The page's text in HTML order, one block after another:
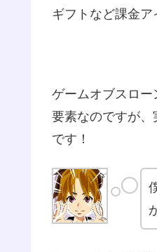
ギフトなど課金
ゲームオブスロ
要素なのですが、
です！